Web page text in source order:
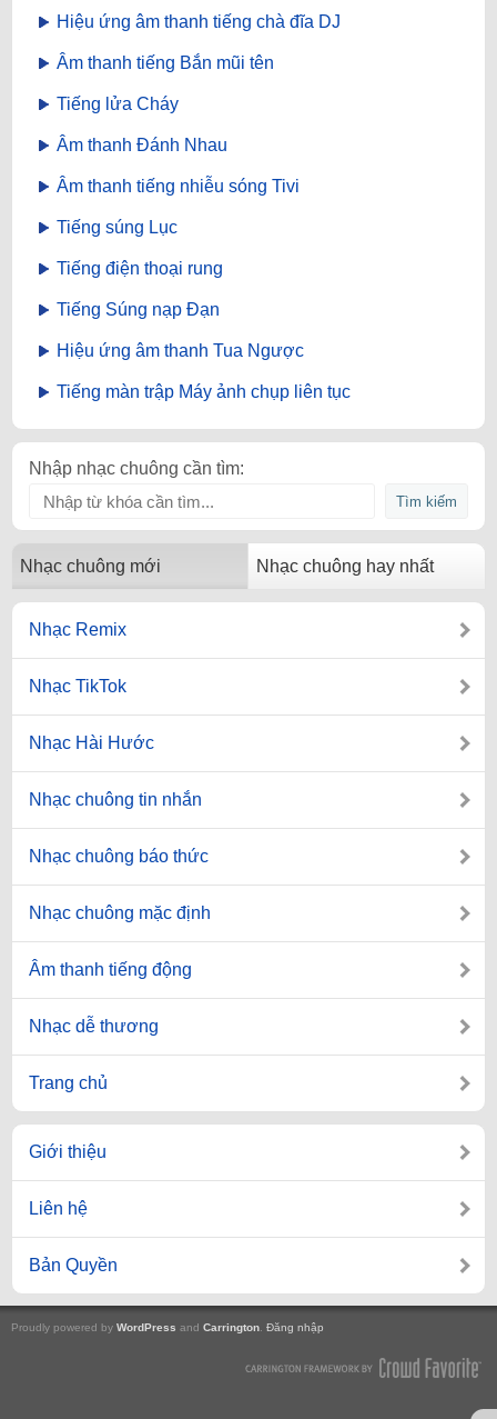
Hiệu ứng âm thanh tiếng chà đĩa DJ
Âm thanh tiếng Bắn mũi tên
Tiếng lửa Cháy
Âm thanh Đánh Nhau
Âm thanh tiếng nhiễu sóng Tivi
Tiếng súng Lục
Tiếng điện thoại rung
Tiếng Súng nạp Đạn
Hiệu ứng âm thanh Tua Ngược
Tiếng màn trập Máy ảnh chụp liên tục
Nhập nhạc chuông cần tìm:
Nhạc chuông mới Nhạc chuông hay nhất
Nhạc Remix
Nhạc TikTok
Nhạc Hài Hước
Nhạc chuông tin nhắn
Nhạc chuông báo thức
Nhạc chuông mặc định
Âm thanh tiếng động
Nhạc dễ thương
Trang chủ
Giới thiệu
Liên hệ
Bản Quyền
Proudly powered by WordPress and Carrington Đăng nhập